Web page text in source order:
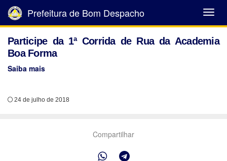
Abrir
Menu
Prefeitura de Bom Despacho
Participe da 1ª Corrida de Rua da Academia
Boa Forma
Saiba mais
24 de julho de 2018
Compartilhar